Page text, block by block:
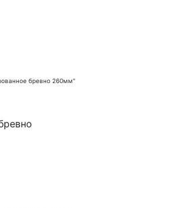
бревно 260мм"